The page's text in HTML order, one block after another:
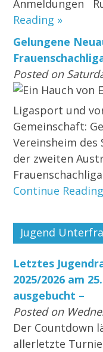
Anmeldungen
Reading »
Gelungene
Posted on
Ein Hauch von
Ligasport und
Gemeinschaft:
Vereinsheim des
der zweiten
Continue
Jugend
Letztes
2025/2026 am
ausgebucht –
Posted on
Der Countdown
allerletzte